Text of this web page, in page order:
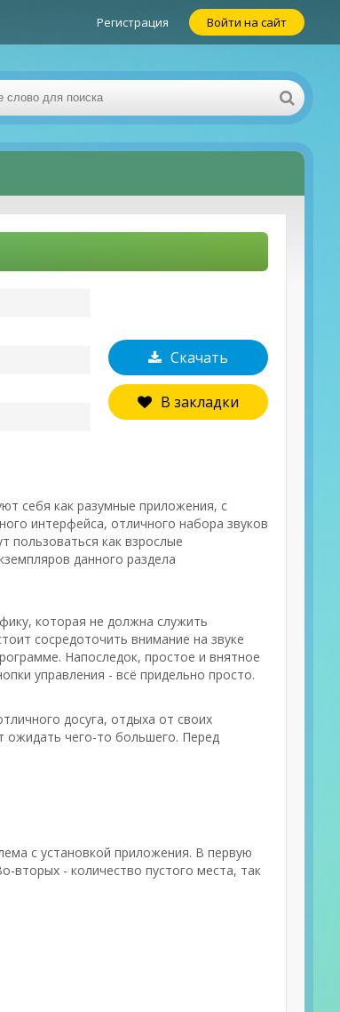
Регистрация Войти на сайт
Скачать
В закладки
себя как разумные приложения, с
интерфейса, отличного набора звуков
пользоваться как взрослые
данного раздела
которая не должна служить
сосредоточить внимание на звуке
Напоследок, простое и внятное
управления - всё придельно просто.
досуга, отдыха от своих
ожидать чего-то большего. Перед
с установкой приложения. В первую
вторых - количество пустого места, так